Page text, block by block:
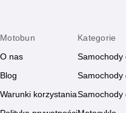
Motobun
O nas
Blog
Warunki korzystania
Kategorie
Samochody
Samochody
Samochody